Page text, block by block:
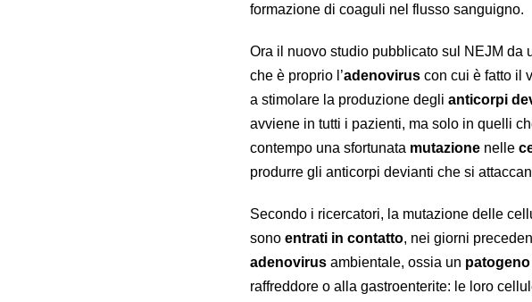
formazione di coaguli nel flusso sanguigno.
Ora il nuovo studio pubblicato sul NEJM da
che è proprio l’adenovirus con cui è fatto il
a stimolare la produzione degli anticorpi
avviene in tutti i pazienti, ma solo in quelli
contempo una sfortunata mutazione nelle
produrre gli anticorpi devianti che si
Secondo i ricercatori, la mutazione delle
sono entrati in contatto, nei giorni
adenovirus ambientale, ossia un patogeno
raffreddore o alla gastroenterite: le loro